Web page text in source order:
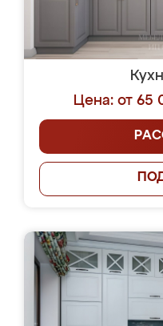
Цена: от 65